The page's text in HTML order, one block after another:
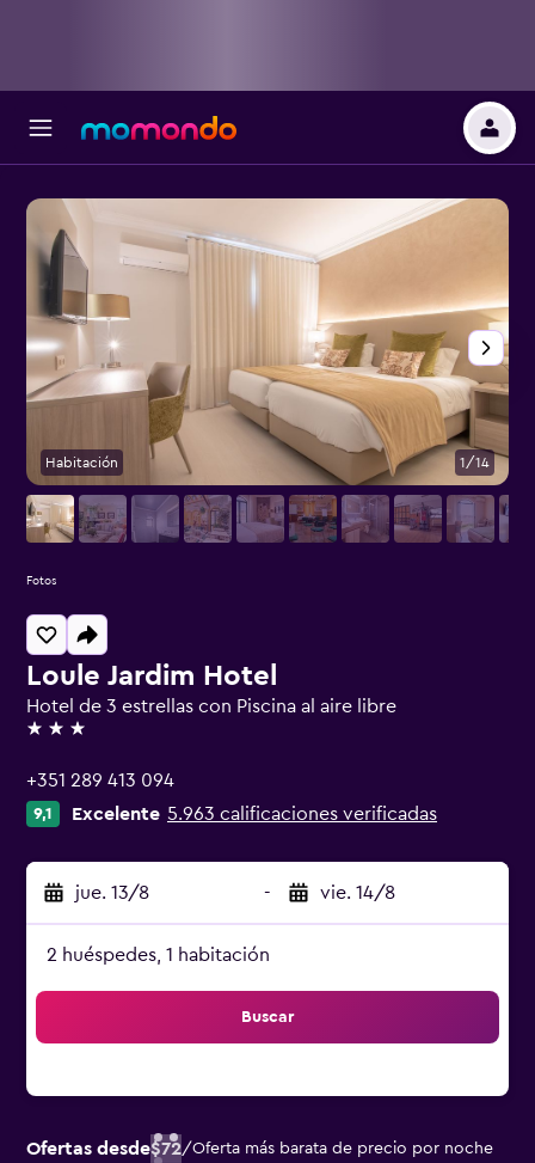
Loule Jardim Hotel
Hotel de 3 estrellas con Piscina al aire libre
3 estrellas
+351 289 413 094
9,1 Excelente 5.963 calificaciones verificadas
jue. 13/8 - vie. 14/8
2 huéspedes, 1 habitación
Buscar
Ofertas desde$72/Oferta más barata de precio por noche
Habitación 1/14
Fotos